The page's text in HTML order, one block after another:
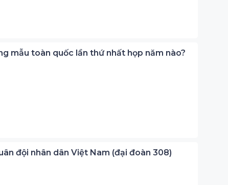
mẫu toàn quốc lần thứ nhất họp năm nào?
đội nhân dân Việt Nam (đại đoàn 308)